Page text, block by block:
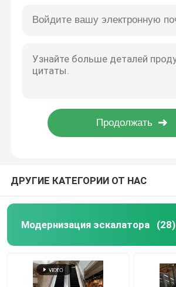
Услуги по замене эскалаторов
Цепь шага эскалатора
Улучшение эскалатора
Поручень эскалатора
Мотор эскалатора
Цепное колесо эскалатора
ДРУГИЕ КАТЕГОРИИ ОТ НАС
Модернизация эскалатора (28)